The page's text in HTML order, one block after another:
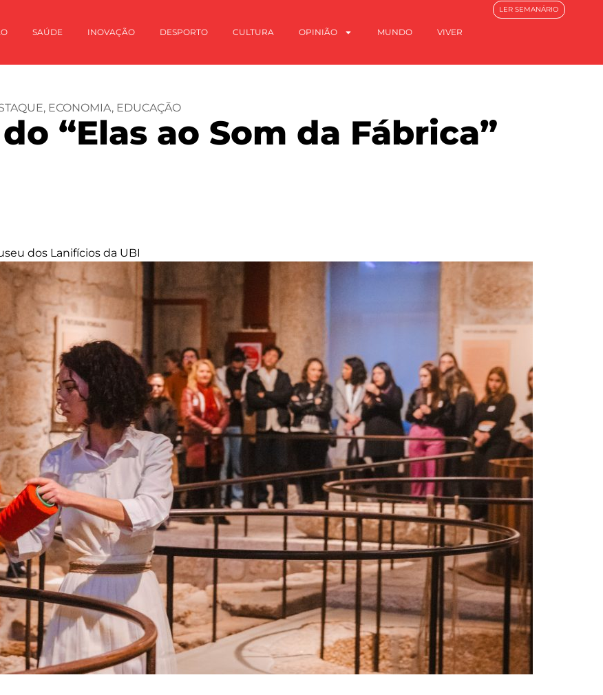
SAÚDE INOVAÇÃO DESPORTO CULTURA OPINIÃO MUNDO VIVER
LER SEMANÁRIO
, ECONOMIA, EDUCAÇÃO
“Elas ao Som da Fábrica”
dos Lanifícios da UBI